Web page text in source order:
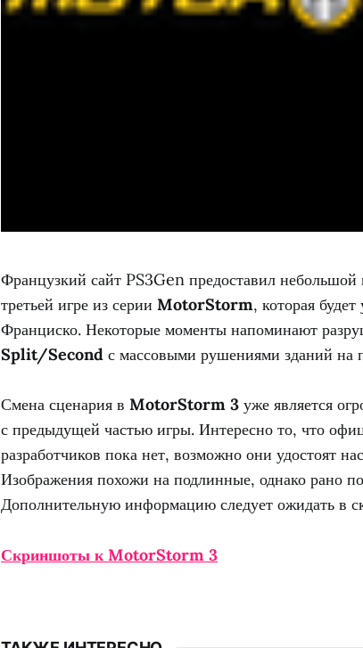
Французкий сайт PS3Gen предоставил
третьей игре из серии MotorStorm, которая
Франциско. Некоторые моменты напоминают
Split/Second с массовыми рушениями зданий на
Смена сценария в MotorStorm 3 уже является
с предыдущей частью игры. Интересно то, что
разработчиков пока нет, возможно они удостоят
Изображения похожи на подлинные, однако рано
Дополнительную информацию следует ожидать в
Скриншоты к MotorStorm 3